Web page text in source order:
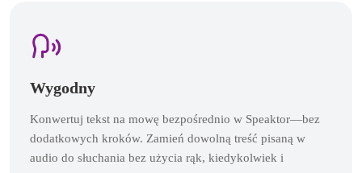
Wygodny
Konwertuj tekst na mowę bezpośrednio w Speaktor—bez
dodatkowych kroków. Zamień dowolną treść pisaną w
audio do słuchania bez użycia rąk, kiedykolwiek i